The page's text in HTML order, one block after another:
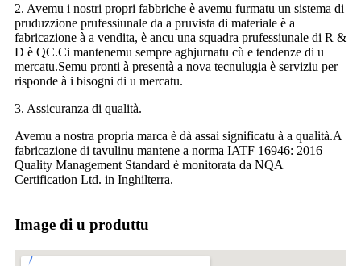
2. Avemu i nostri propri fabbriche è avemu furmatu un sistema di
pruduzzione prufessiunale da a pruvista di materiale è a
fabricazione à a vendita, è ancu una squadra prufessiunale di R &
D è QC.Ci mantenemu sempre aghjurnatu cù e tendenze di u
mercatu.Semu pronti à presentà a nova tecnulugia è serviziu per
risponde à i bisogni di u mercatu.
3. Assicuranza di qualità.
Avemu a nostra propria marca è dà assai significatu à a qualità.A
fabricazione di tavulinu mantene a norma IATF 16946: 2016
Quality Management Standard è monitorata da NQA
Certification Ltd. in Inghilterra.
Image di u produttu